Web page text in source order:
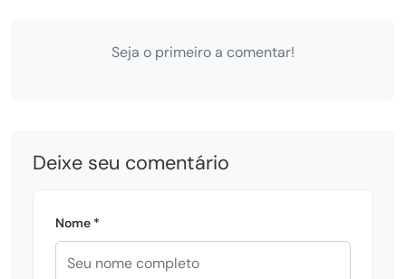
Seja o primeiro a comentar!
Deixe seu comentário
Nome *